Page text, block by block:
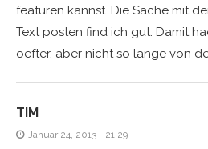
featuren kannst. Die Sache mit
Text posten find ich gut. Damit
oefter, aber nicht so lange von
TIM
Januar 24, 2013 - 21:29